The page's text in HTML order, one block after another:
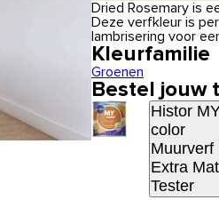
Dried Rosemary is
Deze verfkleur is
lambrisering voor
Kleurfamilie
Groenen
Bestel jouw
Histor
color
Muurverf
Extra Mat
Tester